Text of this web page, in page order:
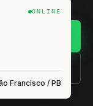
ONLINE
Francisco / PB